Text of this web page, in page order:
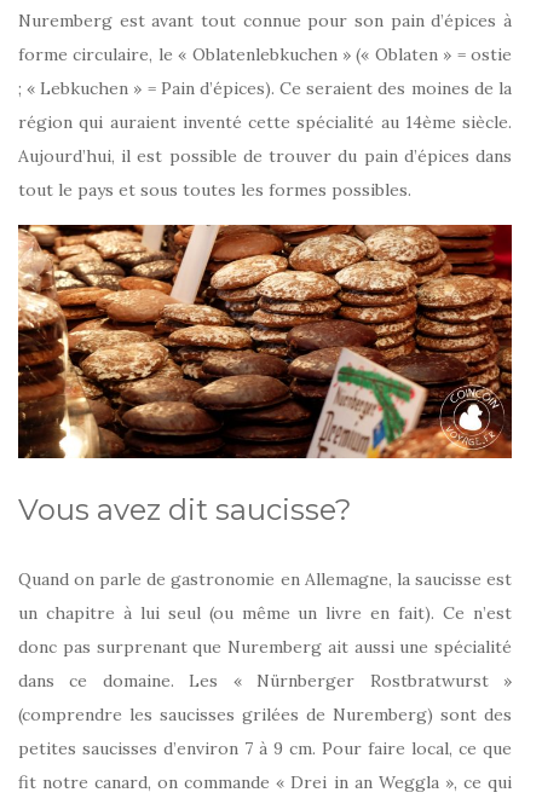
Nuremberg est avant tout connue pour son pain d’épices à
forme circulaire, le « Oblatenlebkuchen » (« Oblaten » = ostie
; « Lebkuchen » = Pain d’épices). Ce seraient des moines de la
région qui auraient inventé cette spécialité au 14ème siècle.
Aujourd’hui, il est possible de trouver du pain d’épices dans
tout le pays et sous toutes les formes possibles.
Vous avez dit saucisse?
Quand on parle de gastronomie en Allemagne, la saucisse est
un chapitre à lui seul (ou même un livre en fait). Ce n’est
donc pas surprenant que Nuremberg ait aussi une spécialité
dans ce domaine. Les « Nürnberger Rostbratwurst »
(comprendre les saucisses grilées de Nuremberg) sont des
petites saucisses d’environ 7 à 9 cm. Pour faire local, ce que
fit notre canard, on commande « Drei in an Weggla », ce qui